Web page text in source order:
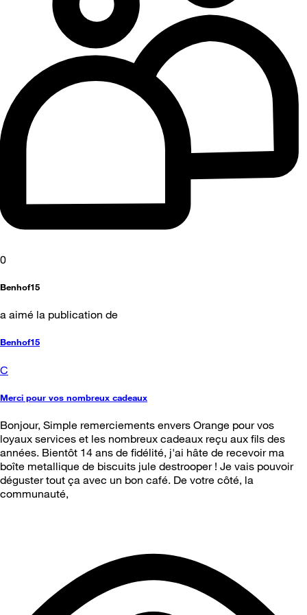
0
Benhof15
a aimé la publication de
Benhof15
C
Merci pour vos nombreux cadeaux
Bonjour, Simple remerciements envers Orange pour vos
loyaux services et les nombreux cadeaux reçu aux fils des
années. Bientôt 14 ans de fidélité, j'ai hâte de recevoir ma
boîte metallique de biscuits jule destrooper ! Je vais pouvoir
déguster tout ça avec un bon café. De votre côté, la
communauté,